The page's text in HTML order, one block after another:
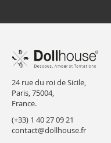
24 rue du roi de Sicile,
Paris, 75004,
France.
(+33) 1 40 27 09 21
contact@dollhouse.fr